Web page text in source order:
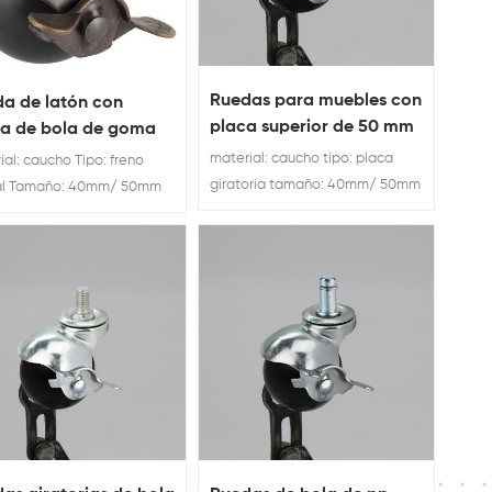
de latón con
de bola de goma
antiguo de 40
caucho Tipo: freno
Tamaño: 40mm/ 50mm
Ruedas para muebles con
placa superior de 50 mm
y 55 libras de capacidad
con bloqueo lateral
material: caucho tipo: placa
giratoria tamaño: 40mm/ 50mm